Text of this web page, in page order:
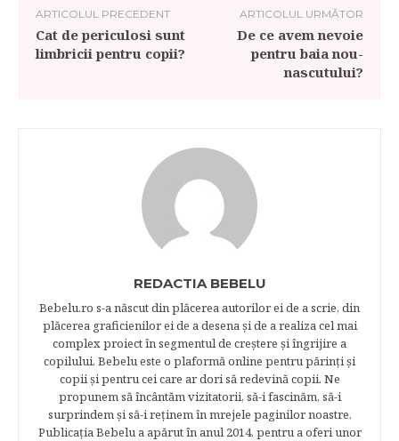
ARTICOLUL PRECEDENT
Cat de periculosi sunt
limbricii pentru copii?
ARTICOLUL URMĂTOR
De ce avem nevoie
pentru baia nou-
nascutului?
REDACTIA BEBELU
Bebelu.ro s-a născut din plăcerea autorilor ei de a scrie, din
plăcerea graficienilor ei de a desena şi de a realiza cel mai
complex proiect în segmentul de creştere şi îngrijire a
copilului. Bebelu este o plaformă online pentru părinţi şi
copii şi pentru cei care ar dori să redevină copii. Ne
propunem să încântăm vizitatorii, să-i fascinăm, să-i
surprindem şi să-i reţinem în mrejele paginilor noastre.​
Publicația Bebelu a apărut în anul 2014, pentru a oferi unor